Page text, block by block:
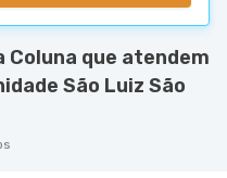
Coluna que atendem
São Luiz São